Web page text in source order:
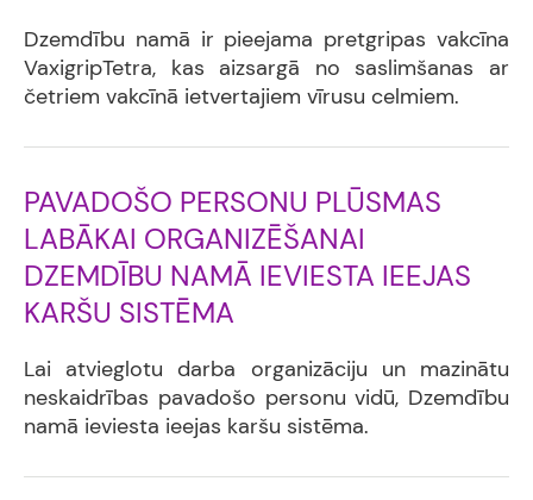
Dzemdību namā ir pieejama pretgripas vakcīna
VaxigripTetra, kas aizsargā no saslimšanas ar
četriem vakcīnā ietvertajiem vīrusu celmiem.
PAVADOŠO PERSONU PLŪSMAS
LABĀKAI ORGANIZĒŠANAI
DZEMDĪBU NAMĀ IEVIESTA IEEJAS
KARŠU SISTĒMA
Lai atvieglotu darba organizāciju un mazinātu
neskaidrības pavadošo personu vidū, Dzemdību
namā ieviesta ieejas karšu sistēma.